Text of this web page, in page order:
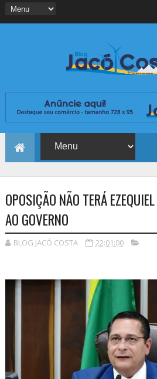
OPOSIÇÃO NÃO TERÁ
AO GOVERNO
BLOG JACÓ COSTA 22:01:00